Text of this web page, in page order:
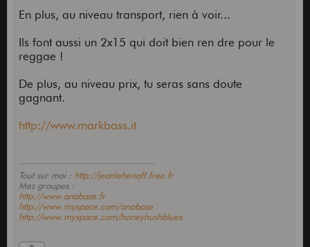
En plus, au niveau transport, rien à voir...
Ils font aussi un 2x15 qui doit bien ren dre pour le
reggae !
De plus, au niveau prix, tu seras sans doute
gagnant.
http://www.markbass.it
Tout sur moi : http://jeanlehenaff.free.fr
Mes groupes :
http://www.anabase.fr
http://www.myspace.com/anabase
http://www.myspace.com/honeyhushblues